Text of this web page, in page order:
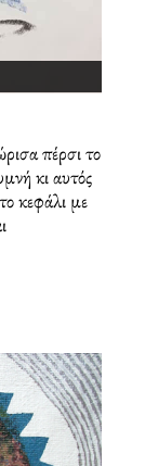
πέρσι το
κι αυτός
κεφάλι με